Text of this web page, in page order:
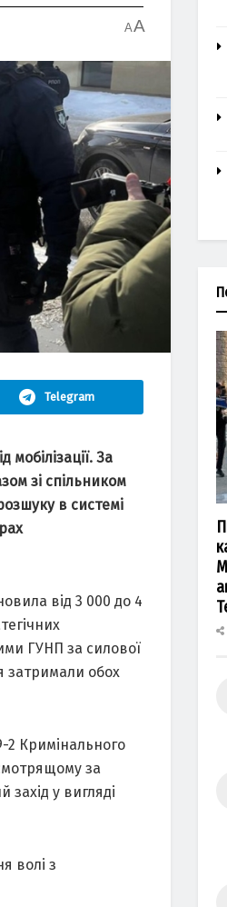
AA
Telegram
За
зі спільником
в системі
від 3 000 до 4
ГУНП за силової
затримали обох
2 Кримінального
за
у вигляді
волі з